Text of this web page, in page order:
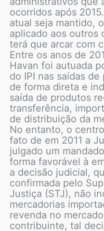
ocorridos após
atual seja mantido,
aplicado aos outros
terá que arcar com
Entre os anos de
Havan foi autuada
do IPI nas saídas
de forma direta e
saída de produtos
transferência,
de distribuição da
No entanto, o
fato de em 2011 a
julgado um
forma favorável à
a decisão judicial,
confirmada pelo
Justiça (STJ), não
mercadorias
revenda no
contribuinte, tal